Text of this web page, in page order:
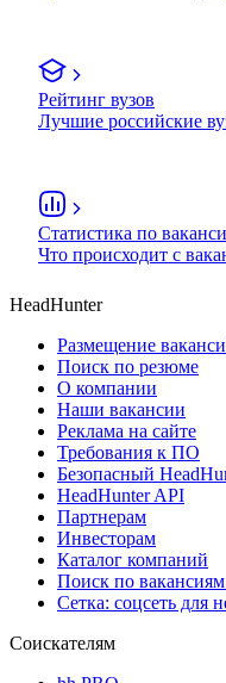
Рейтинг вузов
Лучшие российские
Статистика по
Что происходит с
HeadHunter
Размещение
Поиск по резюме
О компании
Наши вакансии
Реклама на сайте
Требования к ПО
Безопасный
HeadHunter API
Партнерам
Инвесторам
Каталог компаний
Поиск по
Сетка: соцсеть для
Соискателям